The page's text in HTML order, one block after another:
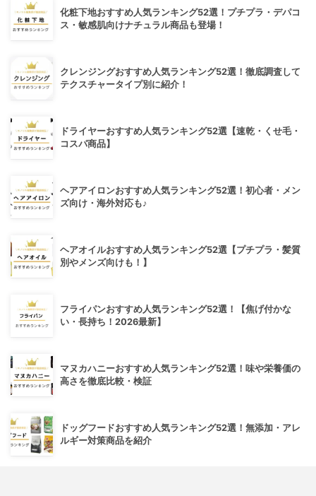
化粧下地おすすめ人気ランキング52選！プチプラ・デパコ
ス・敏感肌向けナチュラル商品も登場！
クレンジングおすすめ人気ランキング52選！徹底調査して
テクスチャータイプ別に紹介！
ドライヤーおすすめ人気ランキング52選【速乾・くせ毛・
コスパ商品】
ヘアアイロンおすすめ人気ランキング52選！初心者・メン
ズ向け・海外対応も♪
ヘアオイルおすすめ人気ランキング52選【プチプラ・髪質
別やメンズ向けも！】
フライパンおすすめ人気ランキング52選！【焦げ付かな
い・長持ち！2026最新】
マヌカハニーおすすめ人気ランキング52選！味や栄養価の
高さを徹底比較・検証
ドッグフードおすすめ人気ランキング52選！無添加・アレ
ルギー対策商品を紹介